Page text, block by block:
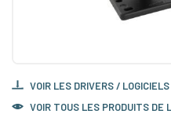
VOIR LES DRIVERS / LOGICIELS
VOIR TOUS LES PRODUITS DE